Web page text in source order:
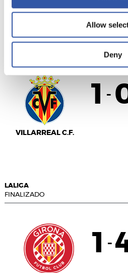
Allow
Deny
LALIGA
VILLARREAL C.F.
1 -
LALIGA
FINALIZADO
1 -